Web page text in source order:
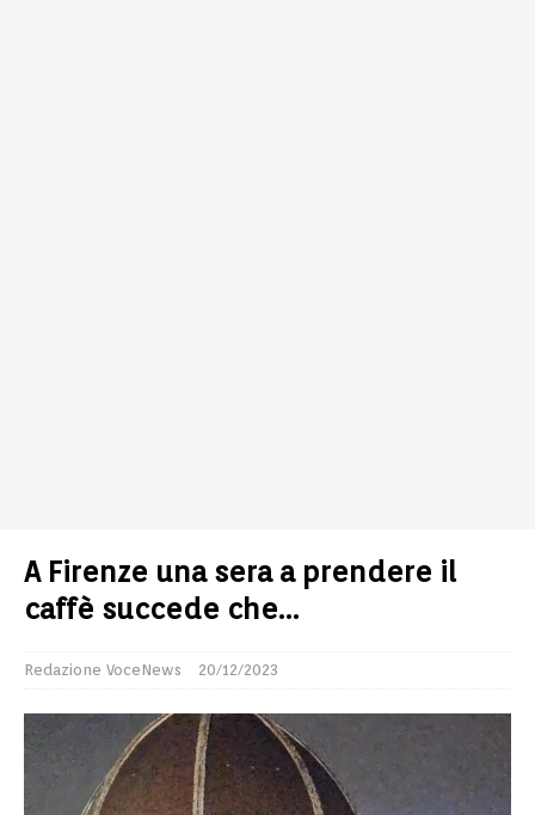
A Firenze una sera a prendere il
caffè succede che…
Redazione VoceNews 20/12/2023